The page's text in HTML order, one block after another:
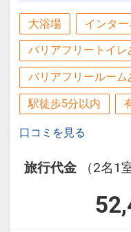
大浴場のご案内
最上階の海側に
宿泊者専用とな
【営業時間】
ＡＭ６：００～
ＰＭ１６：００
※バスタオル・
【営業時間】
ＡＭ６：００～
ＰＭ１６：００
※バスタオル・
物をご利用くだ
設定期間：
31日
インターネッ
大浴場 インタ
バリアフリートイレ
バリアフリールーム
駅徒歩5分以内
口コミを見る
旅行代金
（2名1